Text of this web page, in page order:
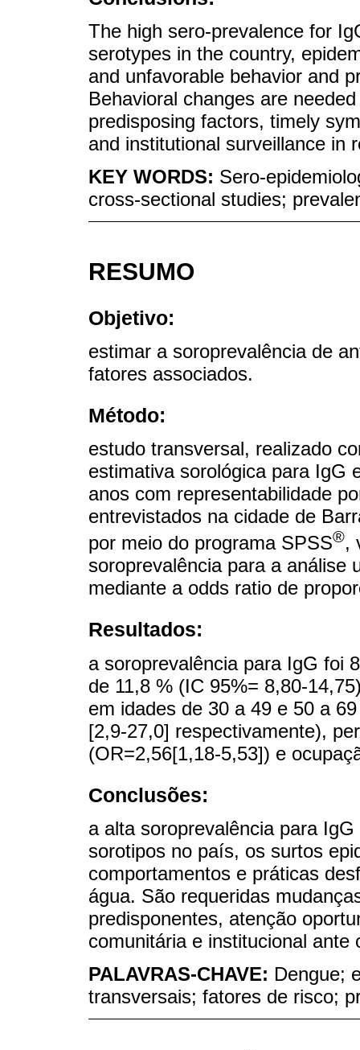
The high sero-prevalence for
serotypes in the country,
and unfavorable behavior and
Behavioral changes are
predisposing factors, timely
and institutional surveillance in
KEY WORDS: Sero-
cross-sectional studies;
RESUMO
Objetivo:
estimar a soroprevalência de
fatores associados.
Método:
estudo transversal, realizado
estimativa sorológica para IgG
anos com representabilidade
entrevistados na cidade de
por meio do programa SPSS®,
soroprevalência para a análise
mediante a odds ratio de
Resultados:
a soroprevalência para IgG foi
de 11,8 % (IC 95%= 8,80-
em idades de 30 a 49 e 50 a
[2,9-27,0] respectivamente),
(OR=2,56[1,18-5,53]) e
Conclusões:
a alta soroprevalência para
sorotipos no país, os surtos
comportamentos e práticas
água. São requeridas
predisponentes, atenção
comunitária e institucional ante
PALAVRAS-CHAVE: Dengue;
transversais; fatores de risco;